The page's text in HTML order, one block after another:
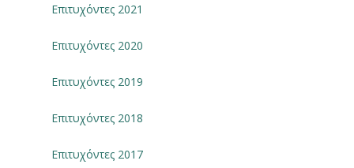
Επιτυχόντες 2021
Επιτυχόντες 2020
Επιτυχόντες 2019
Επιτυχόντες 2018
Επιτυχόντες 2017